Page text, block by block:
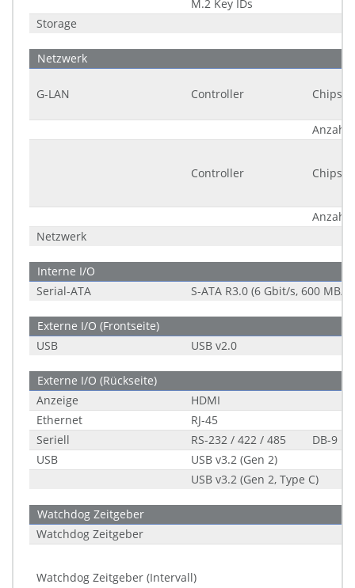
M.2 Key IDs
Storage
Netzwerk
G-LAN Controller
Anzahl
Controller
Anzahl
Netzwerk
Interne I/O
Serial-ATA
S-ATA R3.0 (6 Gbit/s, 600 MB/s)
Externe I/O (Frontseite)
USB
USB v2.0
Externe I/O (Rückseite)
Anzeige
HDMI
Ethernet
RJ-45
Seriell
RS-232 / 422 / 485
DB-9
USB
USB v3.2 (Gen 2)
USB v3.2 (Gen 2, Type C)
Watchdog Zeitgeber
Watchdog Zeitgeber
Watchdog Zeitgeber (Intervall)